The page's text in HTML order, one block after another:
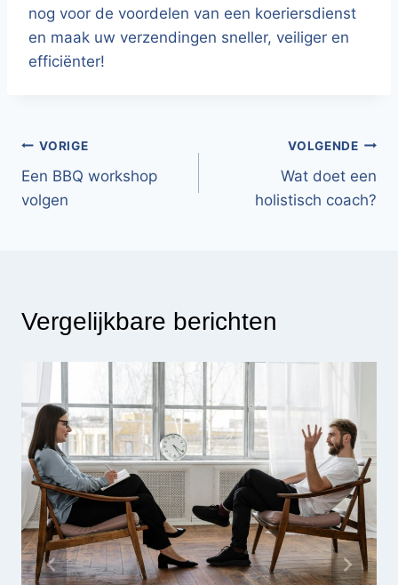
nog voor de voordelen van een koeriersdienst
en maak uw verzendingen sneller, veiliger en
efficiënter!
Bericht
navigatie
VORIGE
Een BBQ workshop
volgen
VOLGENDE
Wat doet een
holistisch coach?
Vergelijkbare berichten